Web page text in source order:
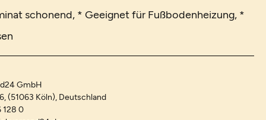
schonend, * Geeignet für Fußbodenheizung, *
GmbH
(51063 Köln), Deutschland
128 0